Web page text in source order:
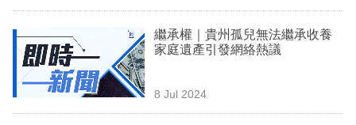
繼承權｜貴州孤兒無法繼承收養
家庭遺產引發網絡熱議
8 Jul 2024